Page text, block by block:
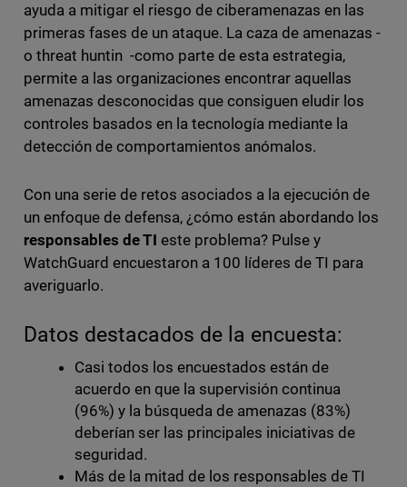
ayuda a mitigar el riesgo de ciberamenazas en las
primeras fases de un ataque. La caza de amenazas -
o threat huntin -como parte de esta estrategia,
permite a las organizaciones encontrar aquellas
amenazas desconocidas que consiguen eludir los
controles basados en la tecnología mediante la
detección de comportamientos anómalos.
Con una serie de retos asociados a la ejecución de
un enfoque de defensa, ¿cómo están abordando los
responsables de TI este problema? Pulse y
WatchGuard encuestaron a 100 líderes de TI para
averiguarlo.
Datos destacados de la encuesta:
Casi todos los encuestados están de
acuerdo en que la supervisión continua
(96%) y la búsqueda de amenazas (83%)
deberían ser las principales iniciativas de
seguridad.
Más de la mitad de los responsables de TI